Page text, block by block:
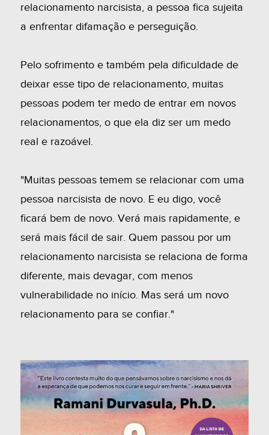
relacionamento narcisista, a pessoa fica sujeita
a enfrentar difamação e perseguição.
Pelo sofrimento e também pela dificuldade de
deixar esse tipo de relacionamento, muitas
pessoas podem ter medo de entrar em novos
relacionamentos, o que ela diz ser um medo
real e razoável.
"Muitas pessoas temem se relacionar com uma
pessoa narcisista de novo. E eu digo, você
ficará bem de novo. Verá mais rapidamente, e
será mais fácil de sair. Quem passou por um
relacionamento narcisista se relaciona de forma
diferente, mais devagar, com menos
vulnerabilidade no início. Mas será um novo
relacionamento para se confiar."